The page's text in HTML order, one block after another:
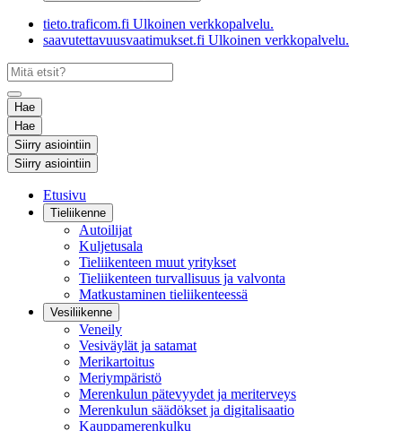
tieto.traficom.fi Ulkoinen verkkopalvelu.
saavutettavuusvaatimukset.fi Ulkoinen verkkopalvelu.
Hae
Hae
Siirry asiointiin
Siirry asiointiin
Etusivu
Tieliikenne
Autoilijat
Kuljetusala
Tieliikenteen muut yritykset
Tieliikenteen turvallisuus ja valvonta
Matkustaminen tieliikenteessä
Vesiliikenne
Veneily
Vesiväylät ja satamat
Merikartoitus
Meriympäristö
Merenkulun pätevyydet ja meriterveys
Merenkulun säädökset ja digitalisaatio
Kauppamerenkulku